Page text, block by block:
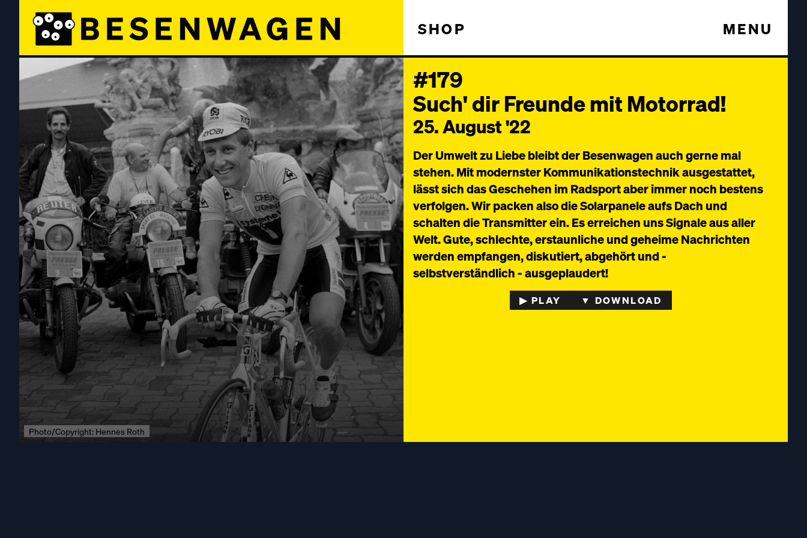
SHOP MENU
Photo/Copyright: Hennes Roth
#179
Such' dir Freunde mit Motorrad!
25. August '22
Der Umwelt zu Liebe bleibt der Besenwagen auch gerne mal
stehen. Mit modernster Kommunikationstechnik ausgestattet,
lässt sich das Geschehen im Radsport aber immer noch bestens
verfolgen. Wir packen also die Solarpanele aufs Dach und
schalten die Transmitter ein. Es erreichen uns Signale aus aller
Welt. Gute, schlechte, erstaunliche und geheime Nachrichten
werden empfangen, diskutiert, abgehört und -
selbstverständlich - ausgeplaudert!
▶︎ PLAY ▼ DOWNLOAD